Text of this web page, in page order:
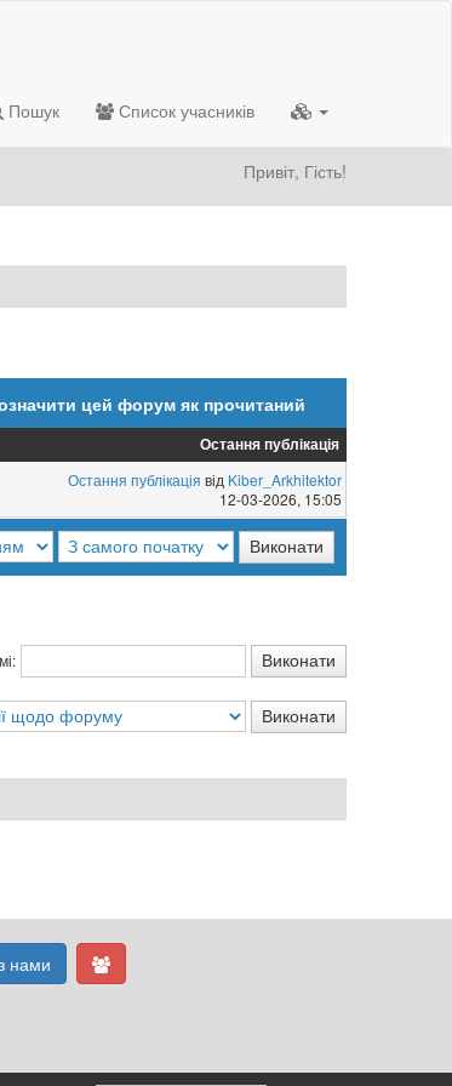
Пошук Список учасників
Привіт, Гість!
цей форум як прочитаний
Остання публікація
Остання публікація від Kiber_Arkhitektor
12-03-2026, 15:05
нами